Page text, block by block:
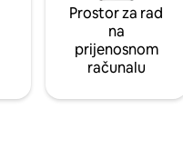
Prostor za rad
na
prijenosnom
računalu